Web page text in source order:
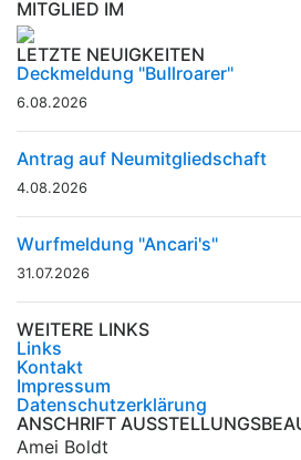
MITGLIED IM
LETZTE NEUIGKEITEN
Deckmeldung "Bullroarer"
6.08.2026
Antrag auf Neumitgliedschaft
4.08.2026
Wurfmeldung "Ancari's"
31.07.2026
WEITERE LINKS
Links
Kontakt
Impressum
Datenschutzerklärung
ANSCHRIFT
Amei Boldt